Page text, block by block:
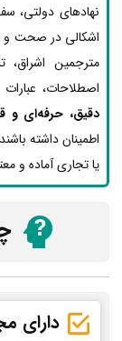
نهادهای دولتی،
اشکالی در صحت و
مترجمین اشراق،
اصطلاحات،
دقیق، حرفه‌ای و
اطمینان داشته
یا تجاری آماده و
دارای